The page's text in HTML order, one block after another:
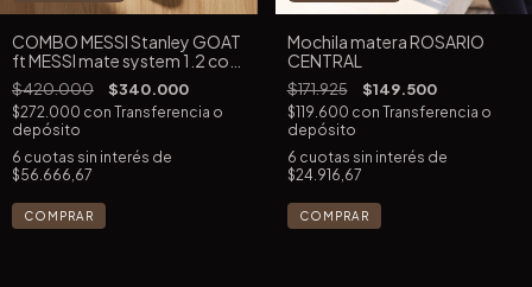
COMBO MESSI Stanley GOAT
ft MESSI mate system 1.2 con
bombilla de regalo
$420.000 $340.000
$272.000 con Transferencia o
depósito
6 cuotas sin interés de
$56.666,67
Mochila matera ROSARIO
CENTRAL
$171.925 $149.500
$119.600 con Transferencia o
depósito
6 cuotas sin interés de
$24.916,67